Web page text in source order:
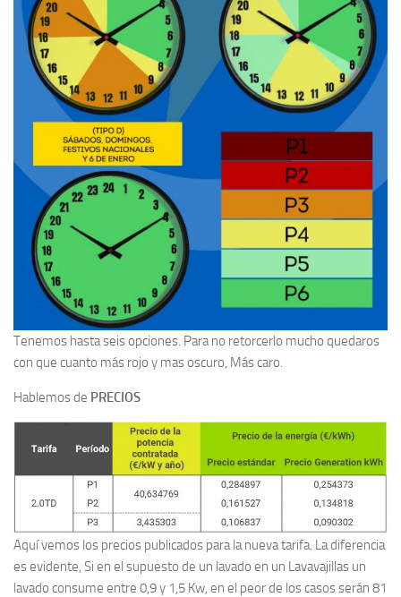
Tenemos hasta seis opciones. Para no retorcerlo mucho quedaros
con que cuanto más rojo y mas oscuro, Más caro.
Hablemos de PRECIOS
Aquí vemos los precios publicados para la nueva tarifa. La diferencia
es evidente, Si en el supuesto de un lavado en un Lavavajillas un
lavado consume entre 0,9 y 1,5 Kw, en el peor de los casos serán 81